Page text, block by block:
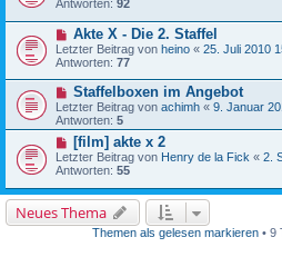
Antworten: 92
Akte X - Die 2. Staffel
Letzter Beitrag von heino « 25. Juli 2010
Antworten: 77
Staffelboxen im Angebot
Letzter Beitrag von achimh « 9. Januar
Antworten: 5
[film] akte x 2
Letzter Beitrag von Henry de la Fick « 2.
Antworten: 55
Neues Thema
Themen als gelesen markieren • 9